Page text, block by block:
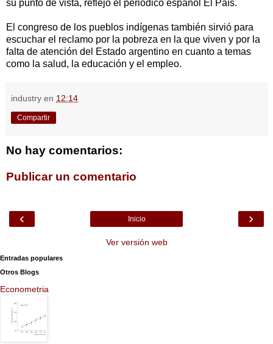
su punto de vista, reflejó el periódico español El País.
El congreso de los pueblos indígenas también sirvió para
escuchar el reclamo por la pobreza en la que viven y por la
falta de atención del Estado argentino en cuanto a temas
como la salud, la educación y el empleo.
industry en 12:14
Compartir
No hay comentarios:
Publicar un comentario
‹ ›
Inicio
Ver versión web
Entradas populares
Otros Blogs
Econometria